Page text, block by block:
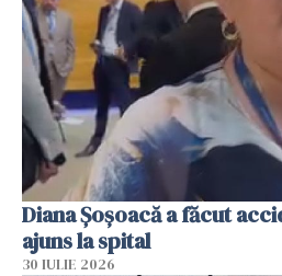
Diana Șoșoacă a făcut
ajuns la spital
30 IULIE 2026